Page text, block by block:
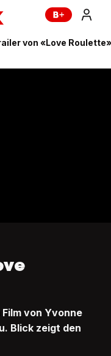
von «Love Roulette»
von Yvonne
Blick zeigt den